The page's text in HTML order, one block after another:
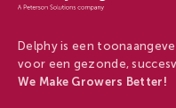
Delphy is een
voor een gezonde,
We Make Growers Better!